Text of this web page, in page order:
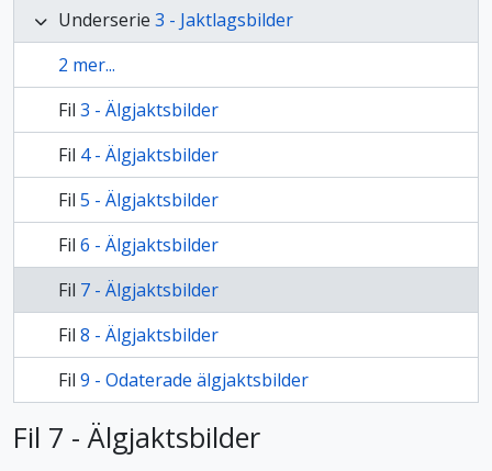
Underserie 3 - Jaktlagsbilder
2 mer...
Fil 3 - Älgjaktsbilder
Fil 4 - Älgjaktsbilder
Fil 5 - Älgjaktsbilder
Fil 6 - Älgjaktsbilder
Fil 7 - Älgjaktsbilder
Fil 8 - Älgjaktsbilder
Fil 9 - Odaterade älgjaktsbilder
Fil 7 - Älgjaktsbilder